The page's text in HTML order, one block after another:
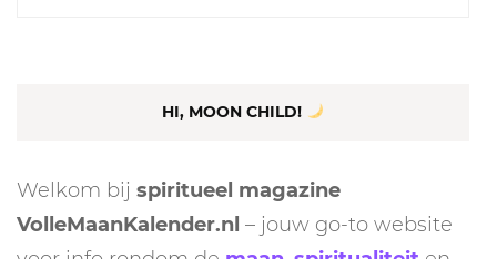
HI, MOON CHILD!
Welkom bij spiritueel magazine
VolleMaanKalender.nl – jouw go-to website